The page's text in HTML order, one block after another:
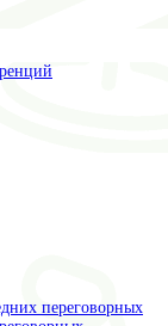
переговорных